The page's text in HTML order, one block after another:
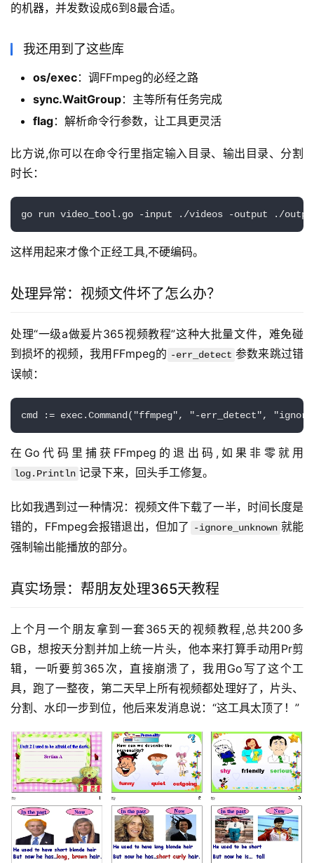
的机器，并发数设成6到8最合适。
我还用到了这些库
os/exec：调FFmpeg的必经之路
sync.WaitGroup：主等所有任务完成
flag：解析命令行参数，让工具更灵活
比方说,你可以在命令行里指定输入目录、输出目录、分割
时长：
go run video_tool.go -input ./videos -output ./
这样用起来才像个正经工具,不硬编码。
处理异常：视频文件坏了怎么办？
处理“一级a做爰片365视频教程”这种大批量文件，难免碰
到损坏的视频，我用FFmpeg的 -err_detect 参数来跳过错
误帧：
cmd := exec.Command("ffmpeg", "-err_detect",
在Go代码里捕获FFmpeg的退出码,如果非零就用
log.Println 记录下来，回头手工修复。
比如我遇到过一种情况：视频文件下载了一半，时间长度是
错的，FFmpeg会报错退出，但加了
-ignore_unknown 就能
强制输出能播放的部分。
真实场景：帮朋友处理365天教程
上个月一个朋友拿到一套365天的视频教程,总共200多
GB，想按天分割并加上统一片头，他本来打算手动用Pr剪
辑，一听要剪365次，直接崩溃了，我用Go写了这个工
具，跑了一整夜，第二天早上所有视频都处理好了，片头、
分割、水印一步到位，他后来发消息说：“这工具太顶了！”